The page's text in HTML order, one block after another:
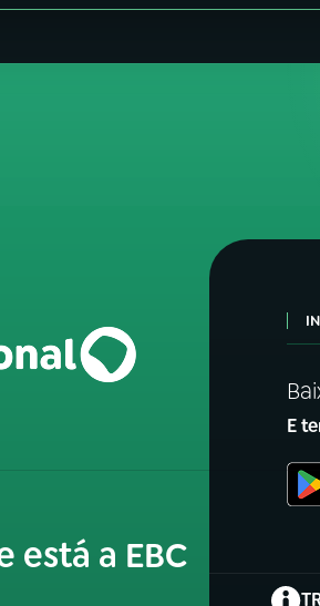
está a EBC
E